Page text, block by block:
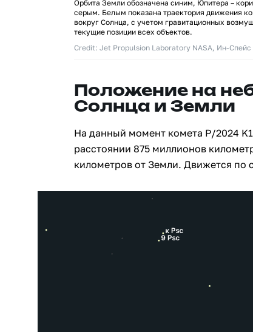
Орбита Земли обозначена синим, Юпитера –
серым. Белым показана траектория движения
вокруг Солнца, с учетом гравитационных
текущие позиции всех объектов.
Credit: Jet Propulsion Laboratory NASA, Ин-Спейс
Положение на
Солнца и Земли
На данный момент комета P/2024 K1
расстоянии 875 миллионов
километров от Земли. Движется по